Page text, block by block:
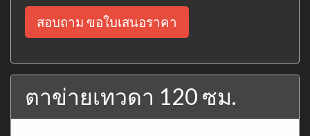
สอบถาม ขอใบเสนอราคา
ตาข่ายเทวดา 120 ซม.